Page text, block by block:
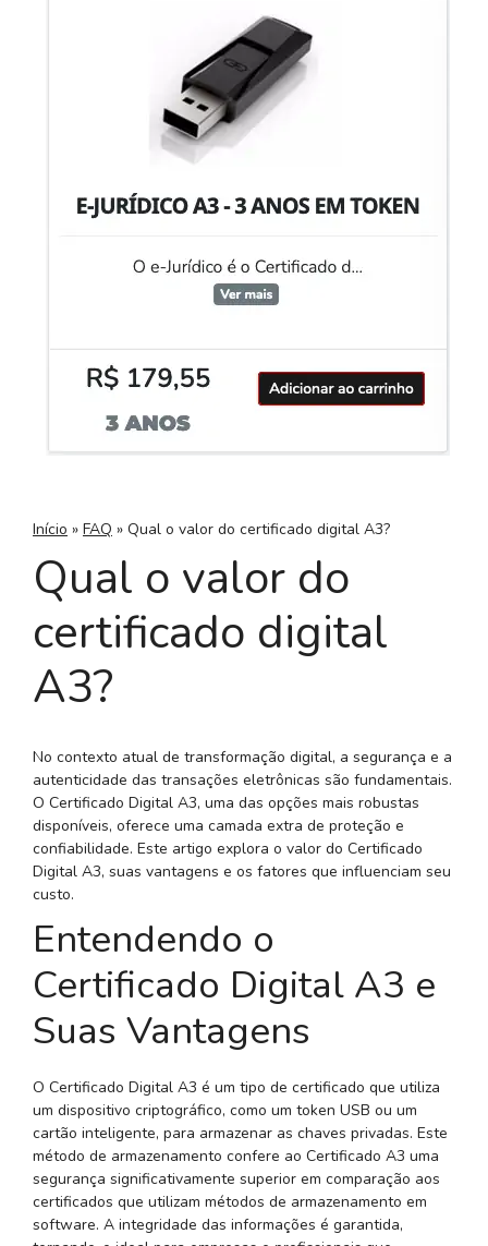
Início » FAQ » Qual o valor do certificado digital A3?
Qual o valor do
certificado digital
A3?
No contexto atual de transformação digital, a segurança e a
autenticidade das transações eletrônicas são fundamentais.
O Certificado Digital A3, uma das opções mais robustas
disponíveis, oferece uma camada extra de proteção e
confiabilidade. Este artigo explora o valor do Certificado
Digital A3, suas vantagens e os fatores que influenciam seu
custo.
Entendendo o
Certificado Digital A3 e
Suas Vantagens
O Certificado Digital A3 é um tipo de certificado que utiliza
um dispositivo criptográfico, como um token USB ou um
cartão inteligente, para armazenar as chaves privadas. Este
método de armazenamento confere ao Certificado A3 uma
segurança significativamente superior em comparação aos
certificados que utilizam métodos de armazenamento em
software. A integridade das informações é garantida,